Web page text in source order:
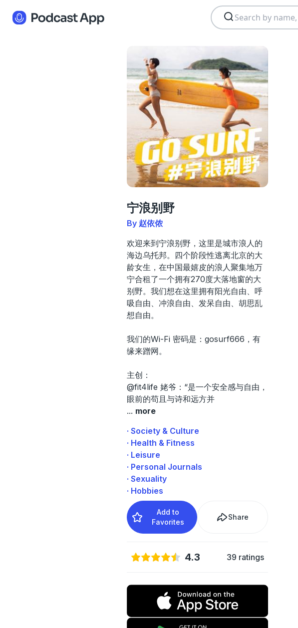
宁浪别野
By 赵依侬
欢迎来到宁浪别野，这里是城市浪人的
海边乌托邦。四个阶段性逃离北京的大
龄女生，在中国最嬉皮的浪人聚集地万
宁合租了一个拥有270度大落地窗的大
别野。我们想在这里拥有阳光自由、呼
吸自由、冲浪自由、发呆自由、胡思乱
想自由。
我们的Wi-Fi 密码是：gosurf666，有
缘来蹭网。
主创：
@fit4life 姥爷：“是一个安全感与自由，
眼前的苟且与诗和远方并
... more
· Society & Culture
· Health & Fitness
· Leisure
· Personal Journals
· Sexuality
· Hobbies
Add to
Favorites
Share
4.3 39 ratings